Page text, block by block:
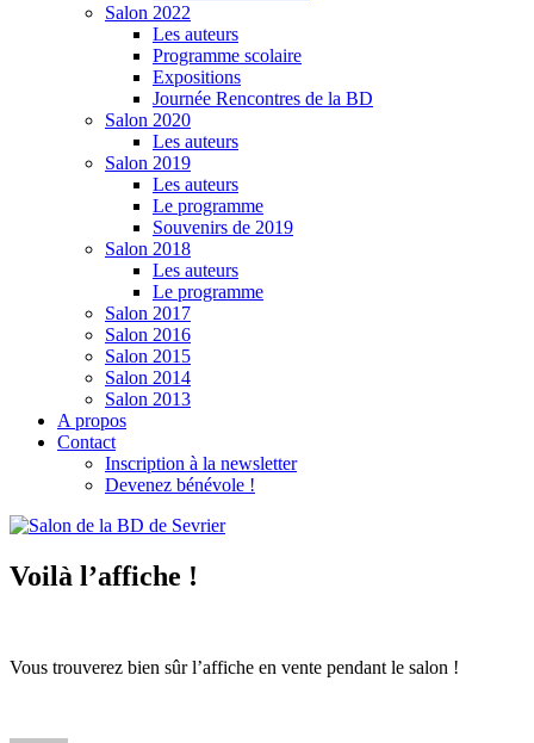
Salon 2022
Les auteurs
Programme scolaire
Expositions
Journée Rencontres de la BD
Salon 2020
Les auteurs
Salon 2019
Les auteurs
Le programme
Souvenirs de 2019
Salon 2018
Les auteurs
Le programme
Salon 2017
Salon 2016
Salon 2015
Salon 2014
Salon 2013
A propos
Contact
Inscription à la newsletter
Devenez bénévole !
Voilà l’affiche !
Vous trouverez bien sûr l’affiche en vente pendant le salon !